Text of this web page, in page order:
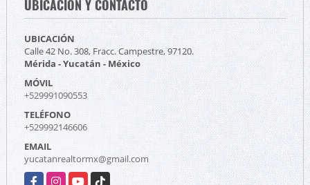
UBICACIÓN Y CONTACTO
UBICACIÓN
Calle 42 No. 308, Fracc. Campestre, 97120.
Mérida - Yucatán - México
MÓVIL
+529991090553
TELÉFONO
+529992146606
EMAIL
yucatanrealtormx@gmail.com
FacebookInstagramYouTube
TikTok